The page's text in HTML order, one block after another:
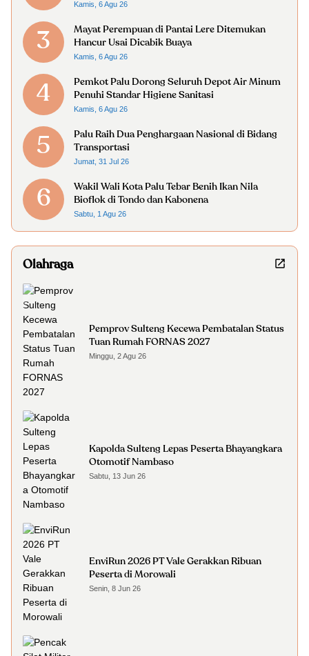
Kamis, 6 Agu 26
3
Mayat Perempuan di Pantai Lere Ditemukan
Hancur Usai Dicabik Buaya
Kamis, 6 Agu 26
4
Pemkot Palu Dorong Seluruh Depot Air Minum
Penuhi Standar Higiene Sanitasi
Kamis, 6 Agu 26
5
Palu Raih Dua Penghargaan Nasional di Bidang
Transportasi
Jumat, 31 Jul 26
6
Wakil Wali Kota Palu Tebar Benih Ikan Nila
Bioflok di Tondo dan Kabonena
Sabtu, 1 Agu 26
Olahraga
Pemprov Sulteng Kecewa Pembatalan Status
Tuan Rumah FORNAS 2027
Minggu, 2 Agu 26
Kapolda Sulteng Lepas Peserta Bhayangkara
Otomotif Nambaso
Sabtu, 13 Jun 26
EnviRun 2026 PT Vale Gerakkan Ribuan
Peserta di Morowali
Senin, 8 Jun 26